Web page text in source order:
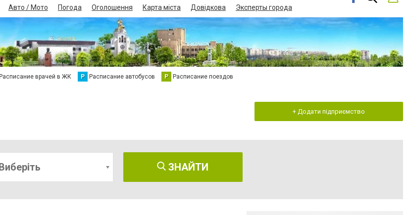
Авто / Мото Погода Оголошення Карта міста Довідкова Эксперты города
Расписание врачей в ЖК Р Расписание автобусов Р Расписание поездов
+ Додати підприємство
ЗНАЙТИ